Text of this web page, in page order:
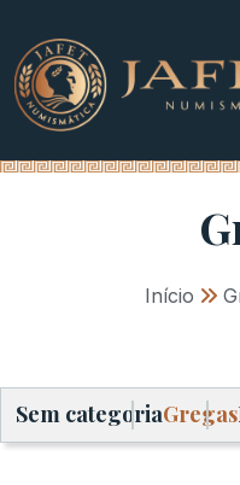
Início »
Sem categoriaGregas